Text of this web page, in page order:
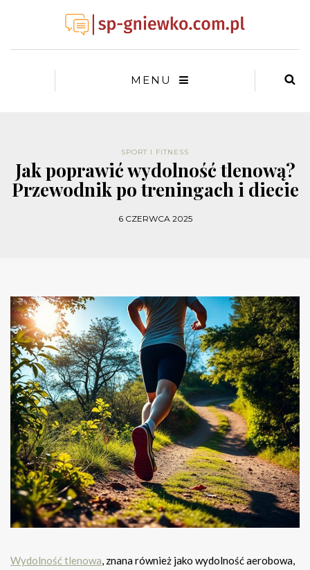
MENU
SPORT I FITNESS
Jak poprawić wydolność tlenową?
Przewodnik po treningach i diecie
6 CZERWCA 2025
Wydolność tlenowa, znana również jako wydolność aerobowa,